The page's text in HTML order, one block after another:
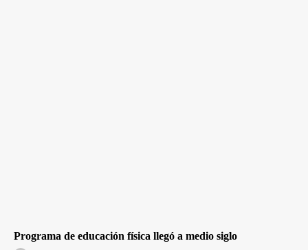
Programa de educación física llegó a medio siglo